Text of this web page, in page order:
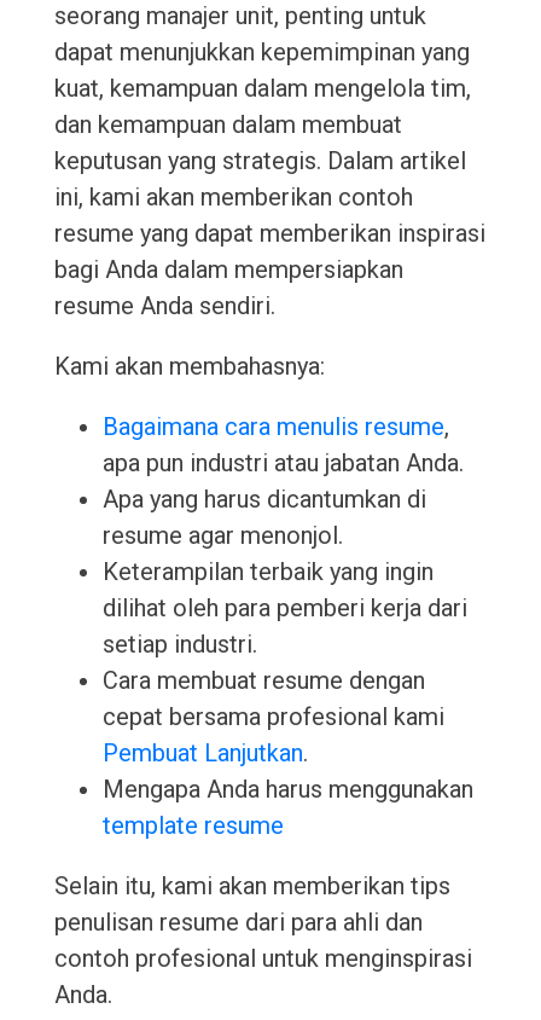
seorang manajer unit, penting untuk
dapat menunjukkan kepemimpinan yang
kuat, kemampuan dalam mengelola tim,
dan kemampuan dalam membuat
keputusan yang strategis. Dalam artikel
ini, kami akan memberikan contoh
resume yang dapat memberikan inspirasi
bagi Anda dalam mempersiapkan
resume Anda sendiri.
Kami akan membahasnya:
Bagaimana cara menulis resume,
apa pun industri atau jabatan Anda.
Apa yang harus dicantumkan di
resume agar menonjol.
Keterampilan terbaik yang ingin
dilihat oleh para pemberi kerja dari
setiap industri.
Cara membuat resume dengan
cepat bersama profesional kami
Pembuat Lanjutkan.
Mengapa Anda harus menggunakan
template resume
Selain itu, kami akan memberikan tips
penulisan resume dari para ahli dan
contoh profesional untuk menginspirasi
Anda.